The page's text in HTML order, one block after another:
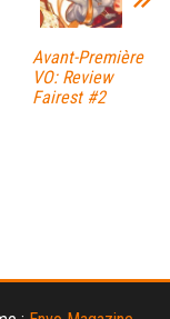
Avant-Première
VO: Review
Fairest #2